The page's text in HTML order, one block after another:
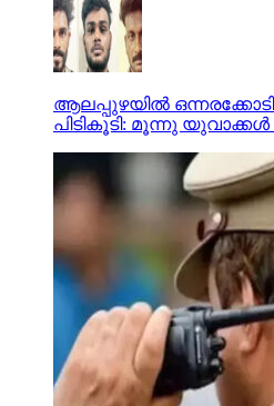
ആലപ്പുഴയില്‍
പിടികൂടി: മൂന്നു